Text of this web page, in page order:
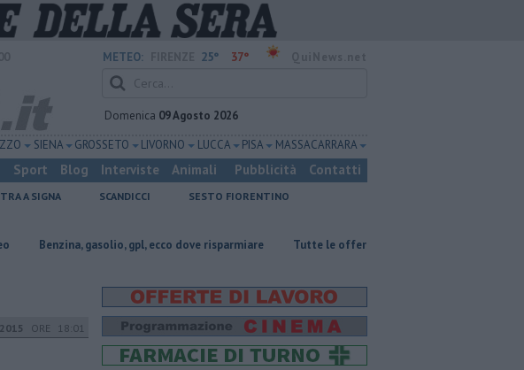
METEO: 25° 37°
Domenica 09 Agosto 2026
SIENA GROSSETO LIVORNO LUCCA PISA MASSA CARRARA
Sport Blog Interviste Animali Pubblicità Contatti
A SIGNA SCANDICCI
SESTO FIORENTINO
gasolio, gpl, ecco dove risparmiare ​Tutte le offerte di lavoro in provincia di Firenze
ORE 18:01